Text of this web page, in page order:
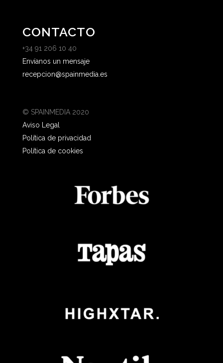
CONTACTO
+34 91 206 10 40
Envíanos un mensaje
recepcion@spainmedia.es
© SPAINMEDIA 2020
Aviso Legal
Política de privacidad
Política de cookies